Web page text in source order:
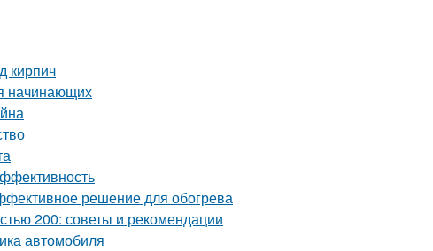
кирпич
начинающих
решение для обогрева
200: советы и рекомендации
автомобиля